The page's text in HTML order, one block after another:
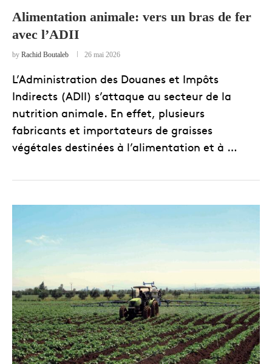
Alimentation animale: vers un bras de fer
avec l’ADII
by Rachid Boutaleb 26 mai 2026
L’Administration des Douanes et Impôts
Indirects (ADII) s’attaque au secteur de la
nutrition animale. En effet, plusieurs
fabricants et importateurs de graisses
végétales destinées à l’alimentation et à …